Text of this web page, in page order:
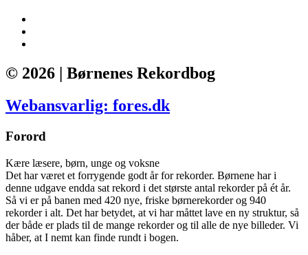
© 2026 | Børnenes Rekordbog
Webansvarlig: fores.dk
Forord
Kære læsere, børn, unge og voksne
Det har været et forrygende godt år for rekorder. Børnene har i
denne udgave endda sat rekord i det største antal rekorder på ét år.
Så vi er på banen med 420 nye, friske børnerekorder og 940
rekorder i alt. Det har betydet, at vi har måttet lave en ny struktur, så
der både er plads til de mange rekorder og til alle de nye billeder. Vi
håber, at I nemt kan finde rundt i bogen.